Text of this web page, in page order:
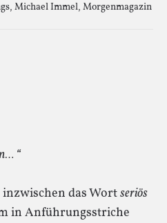
, Michael Immel, Morgenmagazin
“
das Wortseriös
in Anführungsstriche